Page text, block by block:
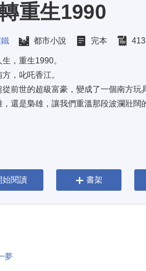
重生1990
都市小說 完本
，重生1990。
，叱吒香江。
從前世的超級富豪，變成了一個南方玩
，還是梟雄，讓我們重溫那段波瀾壯闊
始閱讀 書架
夢